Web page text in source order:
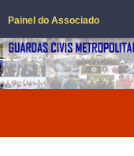
Painel do Associado